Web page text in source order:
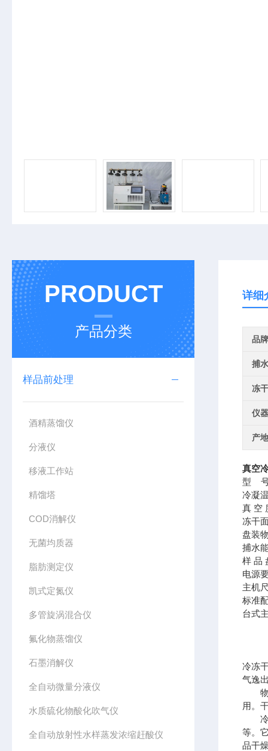
PRODUCT
产品分类
样品前处理
酒精蒸馏仪
分液仪
移液工作站
精馏塔
COD消解仪
无菌均质器
脂肪测定仪
凯式定氮仪
多管旋涡混合仪
氟化物蒸馏仪
石墨消解仪
全自动微量分液仪
水质硫化物酸化吹气仪
全自动放射性水样蒸发浓缩赶酸仪
详细
品牌
捕
冻
仪
产
真空
型 号
冷凝
真 空
冻干
盘装
捕水
样 品
电源
主机
标准
台式
冷冻
气逸
物质
用。
冷冻
等。
品干